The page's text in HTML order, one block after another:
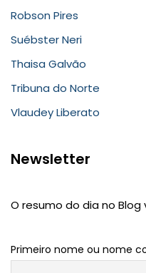
Robson Pires
Suébster Neri
Thaisa Galvão
Tribuna do Norte
Vlaudey Liberato
Newsletter
O resumo do dia no
Primeiro nome ou nome